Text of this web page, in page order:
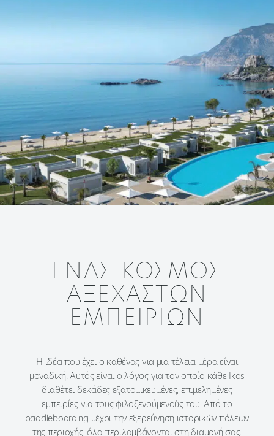
ΈΝΑΣ ΚΌΣΜΟΣ
ΑΞΈΧΑΣΤΩΝ
ΕΜΠΕΙΡΙΏΝ
Η ιδέα που έχει ο καθένας για μια τέλεια μέρα είναι
μοναδική. Αυτός είναι ο λόγος για τον οποίο κάθε Ikos
διαθέτει δεκάδες εξατομικευμένες, επιμελημένες
εμπειρίες για τους φιλοξενούμενούς του. Από το
paddleboarding μέχρι την εξερεύνηση ιστορικών πόλεων
της περιοχής, όλα περιλαμβάνονται στη διαμονή σας.